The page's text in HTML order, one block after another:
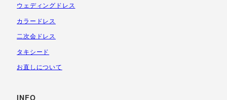
ウェディングドレス
カラードレス
二次会ドレス
タキシード
お直しについて
INFO